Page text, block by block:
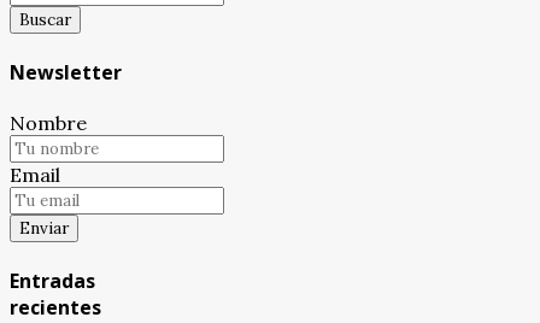
Newsletter
Nombre
Email
Entradas
recientes